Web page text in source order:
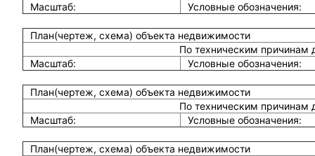
Масштаб:
Условные обозначения:
План(чертеж, схема) объекта недвижимости
По техническим причинам
Масштаб:
Условные обозначения:
План(чертеж, схема) объекта недвижимости
По техническим причинам
Масштаб:
Условные обозначения:
План(чертеж, схема) объекта недвижимости